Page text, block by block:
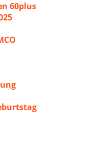
60plus